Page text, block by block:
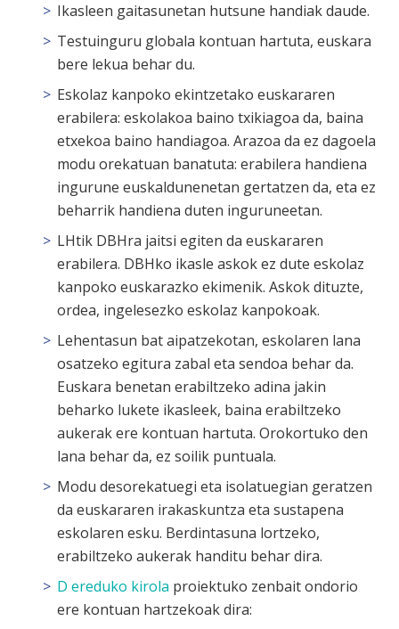
Ikasleen gaitasunetan hutsune handiak daude.
Testuinguru globala kontuan hartuta, euskara
bere lekua behar du.
Eskolaz kanpoko ekintzetako euskararen
erabilera: eskolakoa baino txikiagoa da, baina
etxekoa baino handiagoa. Arazoa da ez dagoela
modu orekatuan banatuta: erabilera handiena
ingurune euskaldunenetan gertatzen da, eta ez
beharrik handiena duten inguruneetan.
LHtik DBHra jaitsi egiten da euskararen
erabilera. DBHko ikasle askok ez dute eskolaz
kanpoko euskarazko ekimenik. Askok dituzte,
ordea, ingelesezko eskolaz kanpokoak.
Lehentasun bat aipatzekotan, eskolaren lana
osatzeko egitura zabal eta sendoa behar da.
Euskara benetan erabiltzeko adina jakin
beharko lukete ikasleek, baina erabiltzeko
aukerak ere kontuan hartuta. Orokortuko den
lana behar da, ez soilik puntuala.
Modu desorekatuegi eta isolatuegian geratzen
da euskararen irakaskuntza eta sustapena
eskolaren esku. Berdintasuna lortzeko,
erabiltzeko aukerak handitu behar dira.
D ereduko kirola proiektuko zenbait ondorio
ere kontuan hartzekoak dira: